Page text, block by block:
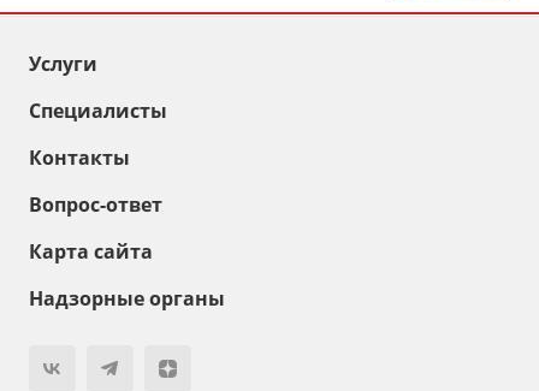
Услуги
Специалисты
Контакты
Вопрос-ответ
Карта сайта
Надзорные органы